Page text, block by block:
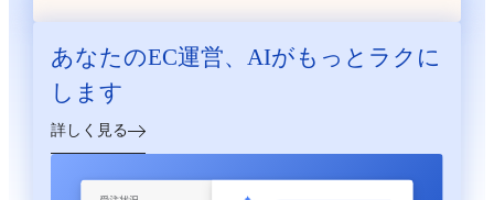
あなたのEC運営、 AIがもっとラクに
します
詳しく見る